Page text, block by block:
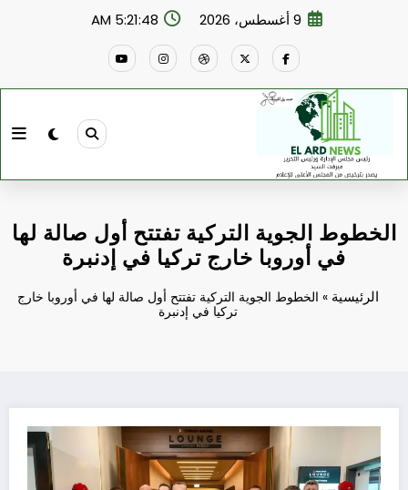
9 أغسطس، 2026 5:21:48 AM
الخطوط الجوية التركية تفتتح أول صالة لها
في أوروبا خارج تركيا في إدنبرة
الرئيسية » الخطوط الجوية التركية تفتتح أول صالة لها في أوروبا خارج
تركيا في إدنبرة